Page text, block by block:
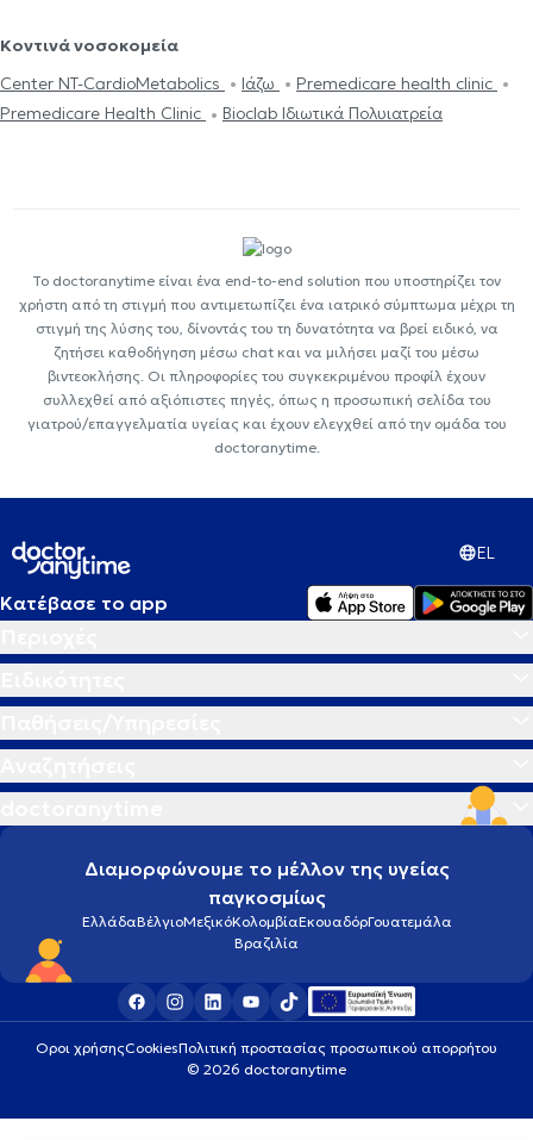
Κοντινά νοσοκομεία
Center NT-CardioMetabolics
Ιάζω
Premedicare health clinic
Premedicare Health Clinic
Bioclab Ιδιωτικά Πολυιατρεία
Το doctoranytime είναι ένα end-to-end solution που υποστηρίζει τον
χρήστη από τη στιγμή που αντιμετωπίζει ένα ιατρικό σύμπτωμα μέχρι τη
στιγμή της λύσης του, δίνοντάς του τη δυνατότητα να βρεί ειδικό, να
ζητήσει καθοδήγηση μέσω chat και να μιλήσει μαζί του μέσω
βιντεοκλήσης. Οι πληροφορίες του συγκεκριμένου προφίλ έχουν
συλλεχθεί από αξιόπιστες πηγές, όπως η προσωπική σελίδα του
γιατρού/επαγγελματία υγείας και έχουν ελεγχθεί από την ομάδα του
doctoranytime.
EL
Κατέβασε το app
Διαμορφώνουμε το μέλλον της υγείας
παγκοσμίως
ΕλλάδαΒέλγιοΜεξικόΚολομβίαΕκουαδόρΓουατεμάλα
Βραζιλία
Οροι χρήσηςCookiesΠολιτική προστασίας προσωπικού απορρήτου
© 2026 doctoranytime